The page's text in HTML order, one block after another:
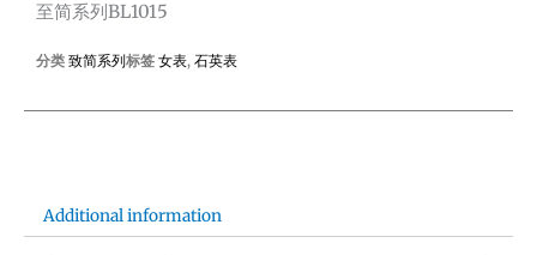
quantity
至简系列BL1015
分类 致简系列标签 女表, 石英表
Additional information